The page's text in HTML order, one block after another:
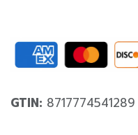
GTIN: 8717774541289